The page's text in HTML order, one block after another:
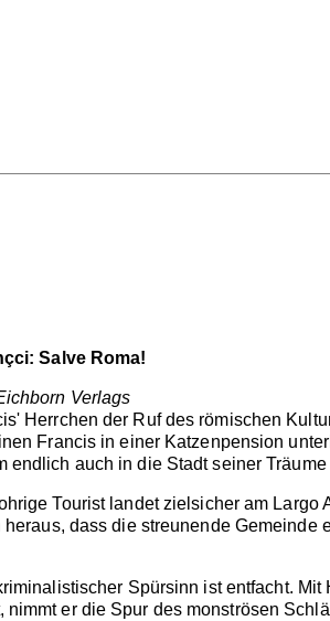
Salve Roma!
Verlags
Herrchen der Ruf des römischen
Francis in einer Katzenpension
endlich auch in die Stadt seiner
Tourist landet zielsicher am
heraus, dass die streunende Gemeinde
Spürsinn ist entfacht.
nimmt er die Spur des monströsen